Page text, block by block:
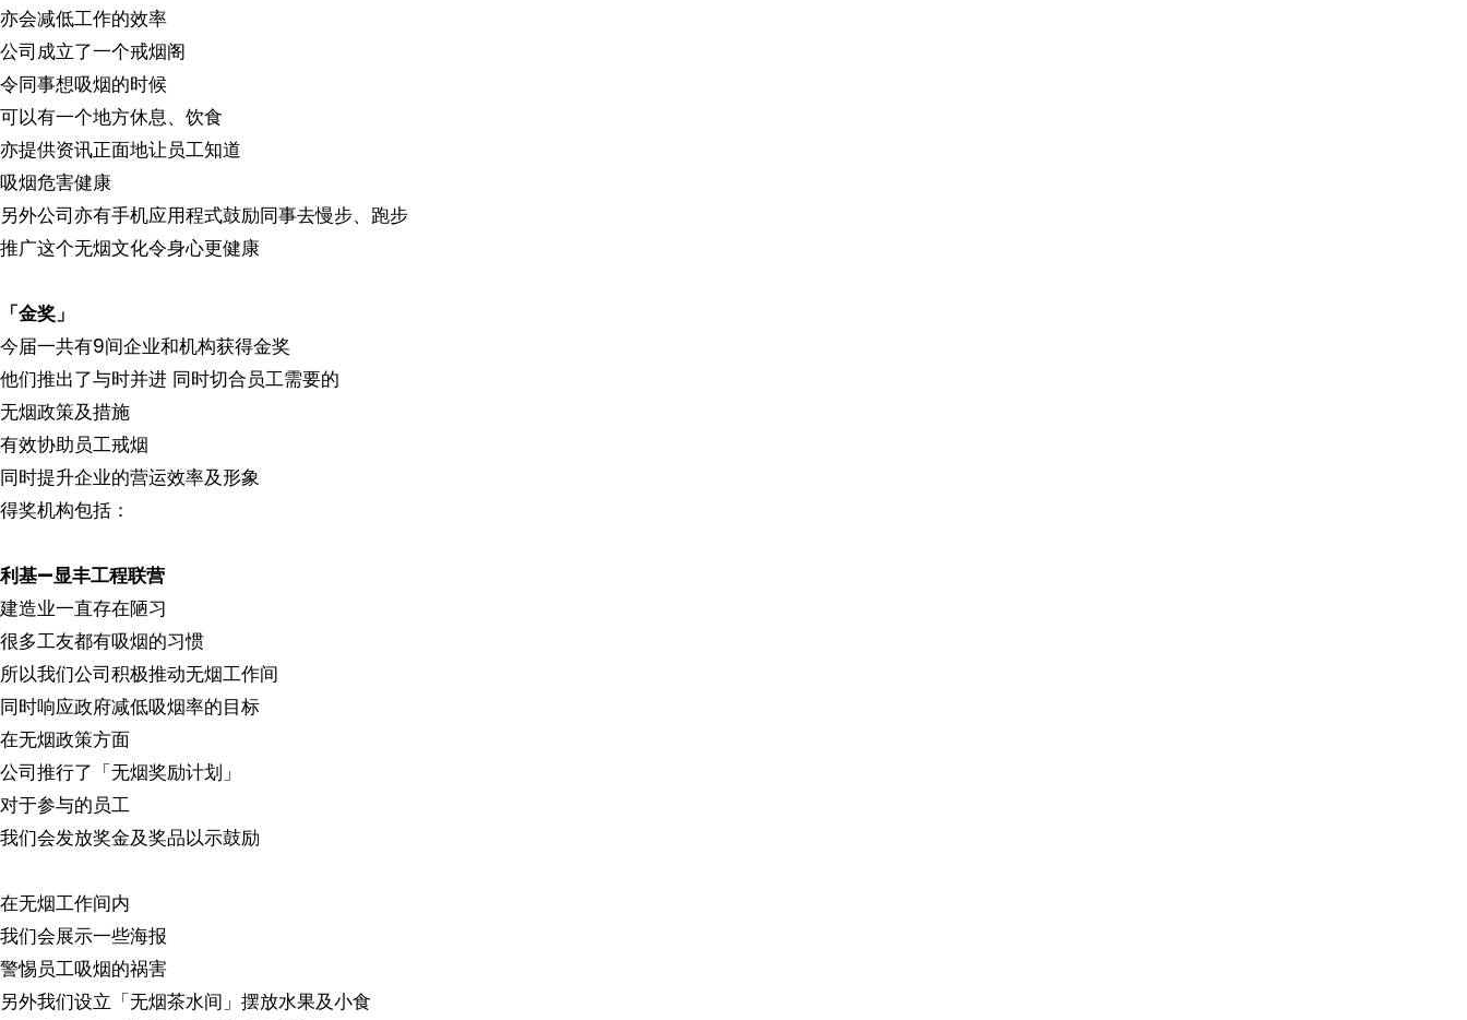
亦会减低工作的效率
公司成立了一个戒烟阁
令同事想吸烟的时候
可以有一个地方休息、饮食
亦提供资讯正面地让员工知道
吸烟危害健康
另外公司亦有手机应用程式鼓励同事去慢步、跑步
推广这个无烟文化令身心更健康
「金奖」
今届一共有9间企业和机构获得金奖
他们推出了与时并进 同时切合员工需要的
无烟政策及措施
有效协助员工戒烟
同时提升企业的营运效率及形象
得奖机构包括：
利基—显丰工程联营
建造业一直存在陋习
很多工友都有吸烟的习惯
所以我们公司积极推动无烟工作间
同时响应政府减低吸烟率的目标
在无烟政策方面
公司推行了「无烟奖励计划」
对于参与的员工
我们会发放奖金及奖品以示鼓励
在无烟工作间内
我们会展示一些海报
警惕员工吸烟的祸害
另外我们设立「无烟茶水间」摆放水果及小食